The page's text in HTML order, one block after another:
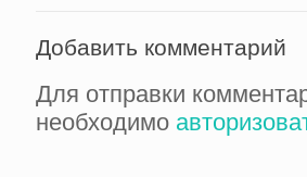
Добавить комментарий
Для отправки
необходимо